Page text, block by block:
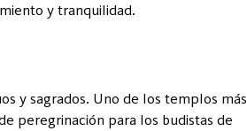
y tranquilidad.
y sagrados. Uno de los templos más
peregrinación para los budistas de